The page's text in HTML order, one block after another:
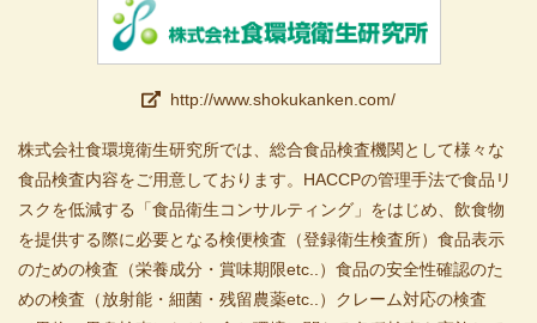
http://www.shokukanken.com/
株式会社食環境衛生研究所では、総合食品検査機関として様々な
食品検査内容をご用意しております。HACCPの管理手法で食品リ
スクを低減する「食品衛生コンサルティング」をはじめ、飲食物
を提供する際に必要となる検便検査（登録衛生検査所）食品表示
のための検査（栄養成分・賞味期限etc..）食品の安全性確認のた
めの検査（放射能・細菌・残留農薬etc..）クレーム対応の検査